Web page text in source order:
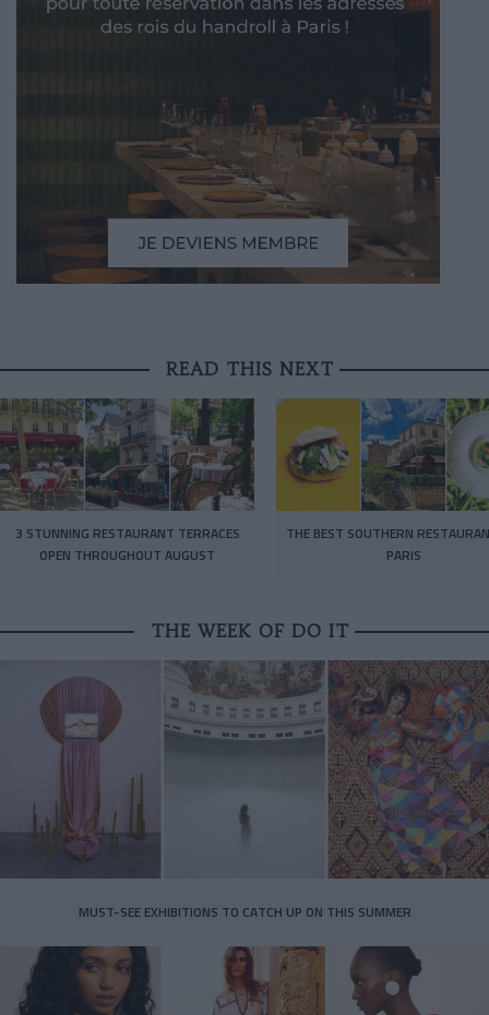
READ THIS NEXT
3 STUNNING RESTAURANT TERRACES
OPEN THROUGHOUT AUGUST
THE BEST SOUTHERN
PARIS
THE WEEK OF DO IT
MUST-SEE EXHIBITIONS TO CATCH UP ON THIS SUMMER